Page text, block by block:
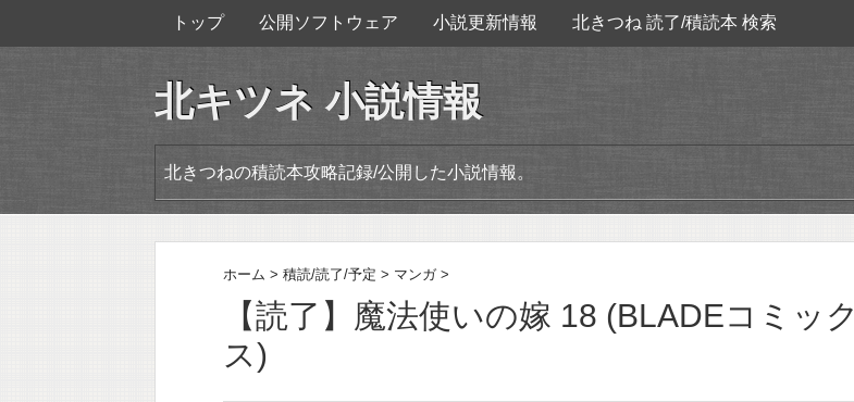
トップ 公開ソフトウェア 小説更新情報 北きつね 読了/積読本 検索
北キツネ 小説情報
北きつねの積読本攻略記録/公開した小説情報。
ホーム > 積読/読了/予定 > マンガ >
【読了】魔法使いの嫁 18 (BLADEコミック
ス)